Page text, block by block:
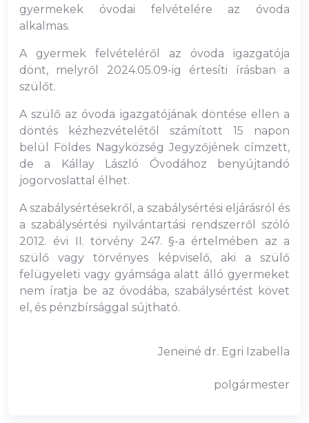
gyermekek óvodai felvételére az óvoda
alkalmas.
A gyermek felvételéről az óvoda igazgatója
dönt, melyről 2024.05.09-ig értesíti írásban a
szülőt.
A szülő az óvoda igazgatójának döntése ellen a
döntés kézhezvételétől számított 15 napon
belül Földes Nagyközség Jegyzőjének címzett,
de a Kállay László Óvodához benyújtandó
jogorvoslattal élhet.
A szabálysértésekről, a szabálysértési eljárásról és
a szabálysértési nyilvántartási rendszerről szóló
2012. évi II. törvény 247. §-a értelmében az a
szülő vagy törvényes képviselő, aki a szülő
felügyeleti vagy gyámsága alatt álló gyermeket
nem íratja be az óvodába, szabálysértést követ
el, és pénzbírsággal sújtható.
Jeneiné dr. Egri Izabella
polgármester